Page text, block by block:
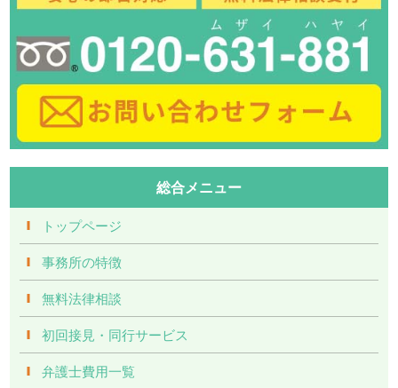
総合メニュー
トップページ
事務所の特徴
無料法律相談
初回接見・同行サービス
弁護士費用一覧